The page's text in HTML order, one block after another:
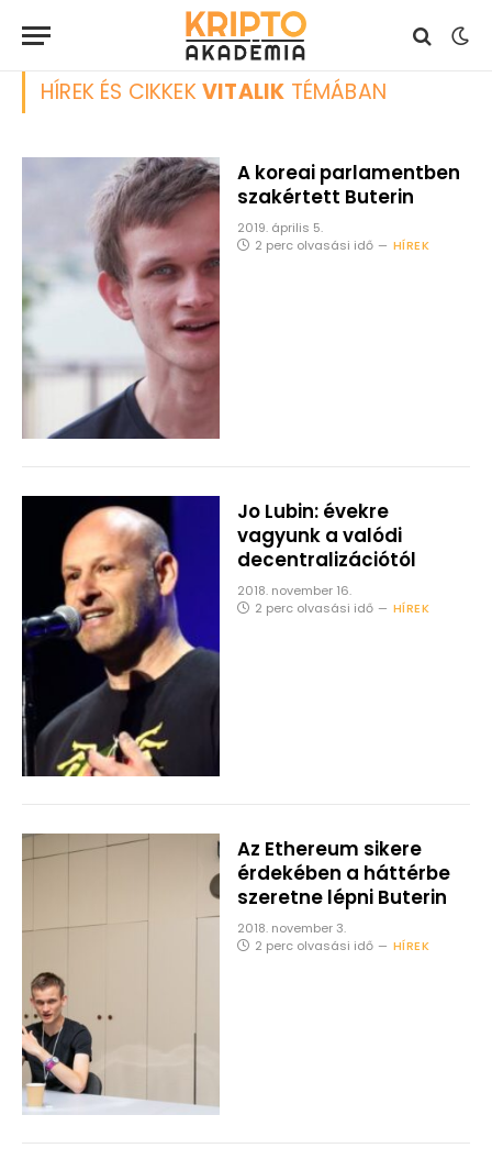
HÍREK ÉS CIKKEKVITALIK TÉMÁBAN
A koreai parlamentben
szakértett Buterin
2019. április 5.
2 perc olvasási idő
HÍREK
Jo Lubin: évekre
vagyunk a valódi
decentralizációtól
2018. november 16.
2 perc olvasási idő
HÍREK
Az Ethereum sikere
érdekében a háttérbe
szeretne lépni Buterin
2018. november 3.
2 perc olvasási idő
HÍREK